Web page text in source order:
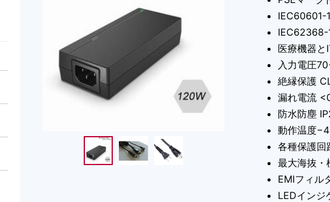
IEC60601-
IEC62368-
医療機器と
入力電圧
絶縁保護
漏れ電流
防水防塵
動作温度
各種保護回
最大海抜
EMIフィル
LEDインジ